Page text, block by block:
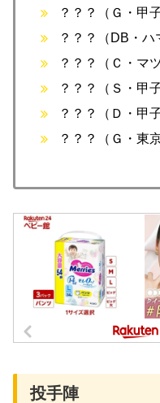
？？？（Ｇ・甲
？？？（DB・ハ
？？？（Ｃ・マ
？？？（Ｓ・甲
？？？（Ｄ・甲
？？？（Ｇ・東
投手陣